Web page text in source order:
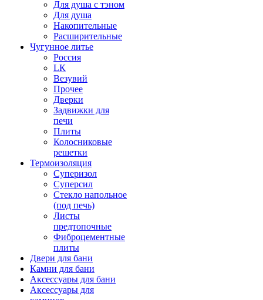
Для душа с тэном
Для душа
Накопительные
Расширительные
Чугунное литье
Россия
LК
Везувий
Прочее
Дверки
Задвижки для
печи
Плиты
Колосниковые
решетки
Термоизоляция
Суперизол
Суперсил
Стекло напольное
(под печь)
Листы
предтопочные
Фиброцементные
плиты
Двери для бани
Камни для бани
Аксессуары для бани
Аксессуары для